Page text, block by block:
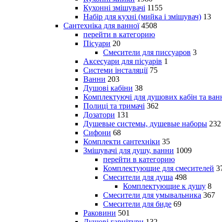
Кухонні змішувачі 1155
Набір для кухні (мийка і змішувач) 13
Сантехніка для ванної 4508
перейти в категорию
Пісуари 20
Смесители для писсуаров 3
Аксесуари для пісуарів 1
Системи інсталяції 75
Ванни 203
Душові кабіни 38
Комплектуючі для душових кабін та
Полиці та тримачі 362
Дозатори 131
Душевые системы, душевые наборы 232
Сифони 68
Комплекти сантехніки 35
Змішувачі для душу, ванни 1009
перейти в категорию
Комплектующие для смесителей
Смесители для душа 498
Комплектующие к душу 8
Смесители для умывальника 367
Смесители для биде 69
Раковини 501